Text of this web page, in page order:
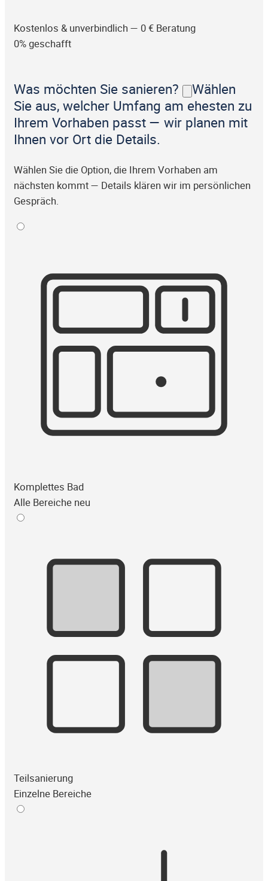
Kostenlos & unverbindlich — 0 € Beratung
0% geschafft
Was möchten Sie sanieren?
Wählen
Sie aus, welcher Umfang am ehesten zu
Ihrem Vorhaben passt — wir planen mit
Ihnen vor Ort die Details.
Wählen Sie die Option, die Ihrem Vorhaben am
nächsten kommt — Details klären wir im persönlichen
Gespräch.
Komplettes Bad
Alle Bereiche neu
Teilsanierung
Einzelne Bereiche